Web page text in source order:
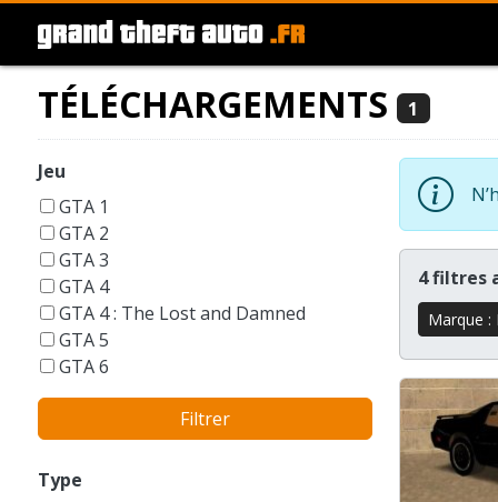
TÉLÉCHARGEMENTS 1
Jeu
GTA 1
GTA 2
GTA 3
GTA 4
GTA 4 : The Lost and Damned
GTA 5
GTA 6
GTA Liberty City Stories
GTA London 1969
GTA San Andreas
GTA Vice City
Filtrer
Type
4 filtres
Marque :